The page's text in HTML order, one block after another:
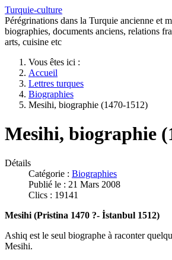
Turquie-culture
Pérégrinations dans la Turquie ancienne et
biographies, documents anciens, relations
arts, cuisine etc
Vous êtes ici :
Accueil
Lettres turques
Biographies
Mesihi, biographie (1470-1512)
Mesihi, biographie
Détails
Catégorie : Biographies
Publié le : 21 Mars 2008
Clics : 19141
Mesihi (Pristina 1470 ?- İstanbul 1512)
Ashiq est le seul biographe à raconter
Mesihi.